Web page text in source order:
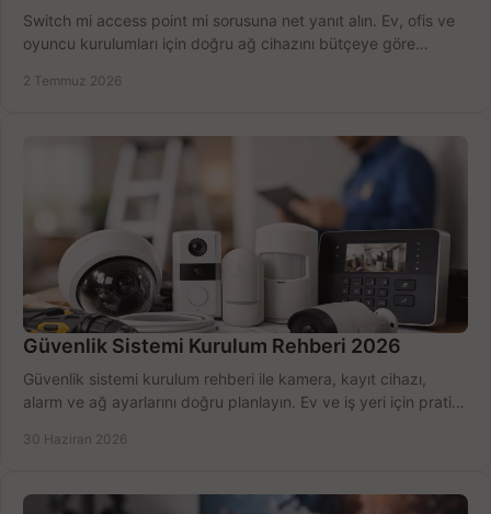
Switch mi access point mi sorusuna net yanıt alın. Ev, ofis ve
oyuncu kurulumları için doğru ağ cihazını bütçeye göre
2 Temmuz 2026
Güvenlik Sistemi Kurulum Rehberi 2026
Güvenlik sistemi kurulum rehberi ile kamera, kayıt cihazı,
alarm ve ağ ayarlarını doğru planlayın. Ev ve iş yeri için pratik
30 Haziran 2026